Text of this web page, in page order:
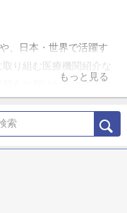
、日本・世界で活躍す
り組む医療機関紹介な
をお届けしています。
もっと見る